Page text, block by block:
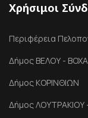
Χρήσιμοι
Περιφέρεια
Δήμος ΒΕΛΟΥ -
Δήμος ΚΟΡΙΝΘΙΩΝ
Δήμος